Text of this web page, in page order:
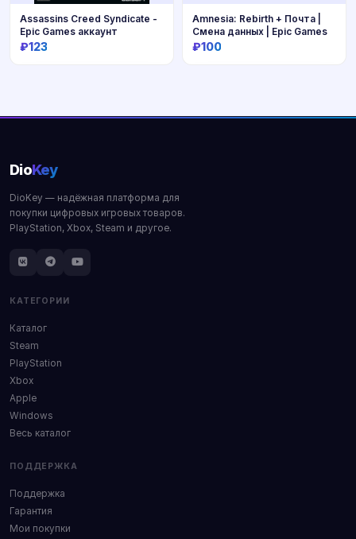
Assassins Creed Syndicate -
Epic Games аккаунт
₽123
Amnesia: Rebirth + Почта |
Смена данных | Epic Games
₽100
DioKey
DioKey — надёжная платформа для
покупки цифровых игровых товаров.
PlayStation, Xbox, Steam и другое.
КАТЕГОРИИ
Каталог
Steam
PlayStation
Xbox
Apple
Windows
Весь каталог
ПОДДЕРЖКА
Поддержка
Гарантия
Мои покупки